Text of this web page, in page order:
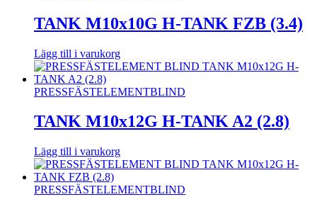
TANK M10x10G H-TANK FZB (3.4)
Lägg till i varukorg
PRESSFÄSTELEMENTBLIND
TANK M10x12G H-TANK A2 (2.8)
Lägg till i varukorg
PRESSFÄSTELEMENTBLIND